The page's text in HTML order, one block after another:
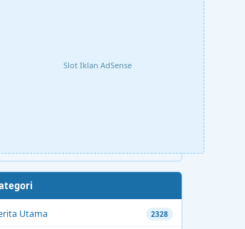
Slot Iklan AdSense
Utama 2328